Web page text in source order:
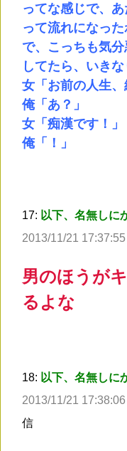
ってな感じで、
って流れになった
で、こっちも気
してたら、いき
女「お前の人生、
俺「あ？」
女「痴漢です！」
俺「！」
17: 以下、名無しに
2013/11/21
男のほうが
るよな
18: 以下、名無しに
2013/11/21
信